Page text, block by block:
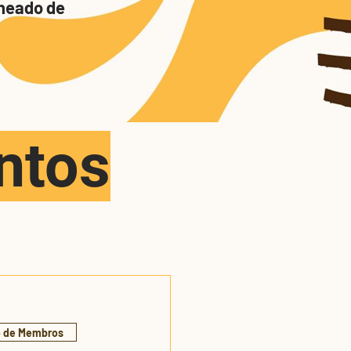
de
de Membros